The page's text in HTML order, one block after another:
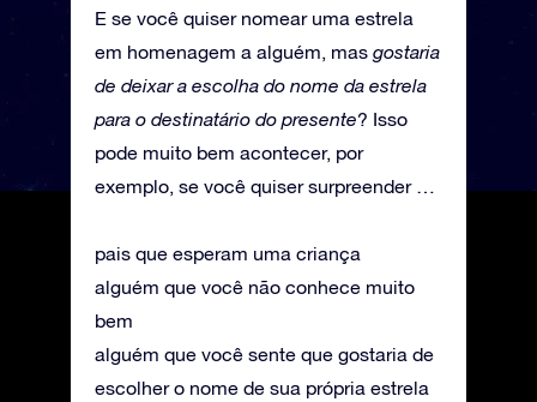
E se você quiser nomear uma estrela
em homenagem a alguém, mas gostaria
de deixar a escolha do nome da estrela
para o destinatário do presente? Isso
pode muito bem acontecer, por
exemplo, se você quiser surpreender …
pais que esperam uma criança
alguém que você não conhece muito
bem
alguém que você sente que gostaria de
escolher o nome de sua própria estrela